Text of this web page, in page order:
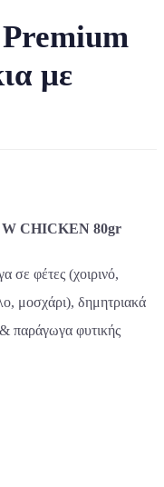
με
CHICKEN 80gr
σε φέτες (χοιρινό,
μοσχάρι), δημητριακά
παράγωγα φυτικής